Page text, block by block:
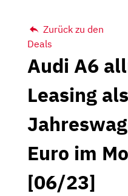
Zurück zu den
Deals
Audi A6
Leasing als
Euro im
[06/23]